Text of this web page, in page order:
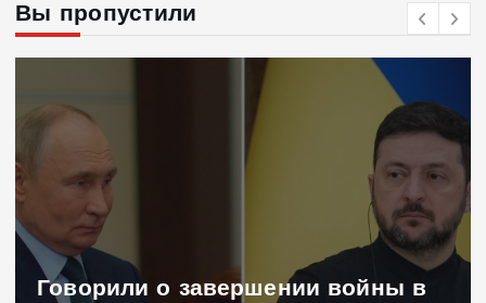
Вы пропустили
Говорили о завершении войны в